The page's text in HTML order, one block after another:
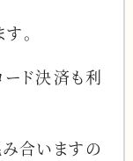
。
ド決済も利
合いますの